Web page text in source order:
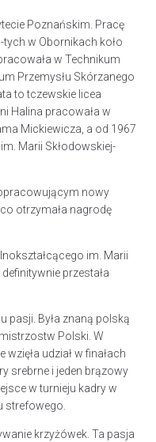
Poznańskim. Pracę
w Obornikach koło
w Technikum
Przemysłu Skórzanego
to tczewskie licea
Halina pracowała w
Mickiewicza, a od 1967
Marii Skłodowskiej-
nowy
otrzymała nagrodę
im. Marii
przestała
pasji. Była znaną polską
Polski. W
udział w finałach
srebrne i jeden brązowy
w turnieju kadry w
strefowego.
krzyżówek. Ta pasja